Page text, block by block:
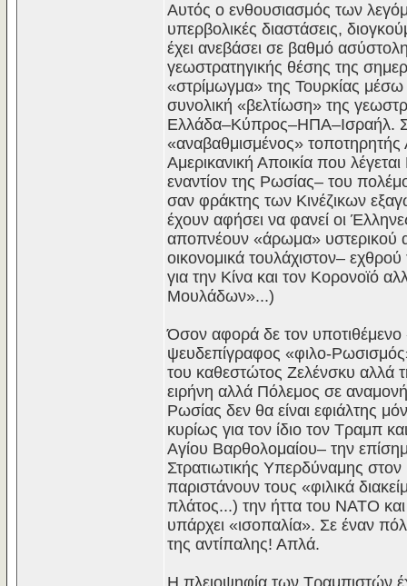
Αυτός ο ενθουσιασμός των
υπερβολικές διαστάσεις,
έχει ανεβάσει σε βαθμό
γεωστρατηγικής θέσης της
«στρίμωγμα» της Τουρκίας
συνολική «βελτίωση» της
Ελλάδα–Κύπρος–ΗΠΑ–Ισραήλ.
«αναβαθμισμένος»
Αμερικανική Αποικία που
εναντίον της Ρωσίας– του
σαν φράκτης των Κινέζικων
έχουν αφήσει να φανεί οι
αποπνέουν «άρωμα» υστερικού
οικονομικά τουλάχιστον–
για την Κίνα και τον Κορονοϊό
Μουλάδων»...)
Όσον αφορά δε τον υποτιθέμενο
ψευδεπίγραφος «φιλο-
του καθεστώτος Ζελένσκυ αλλά
ειρήνη αλλά Πόλεμος σε
Ρωσίας δεν θα είναι εφιάλτης
κυρίως για τον ίδιο τον Τραμπ
Αγίου Βαρθολομαίου– την
Στρατιωτικής Υπερδύναμης στον
παριστάνουν τους «φιλικά
πλάτος...) την ήττα του ΝΑΤΟ
υπάρχει «ισοπαλία». Σε έναν
της αντίπαλης! Απλά.